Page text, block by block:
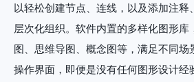
以轻松创建节点、连线，以及添加注释
层次化组织。软件内置的多样化图形库
图、思维导图、概念图等，满足不同场
操作界面，即便是没有任何图形设计经